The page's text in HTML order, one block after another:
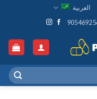
العربية